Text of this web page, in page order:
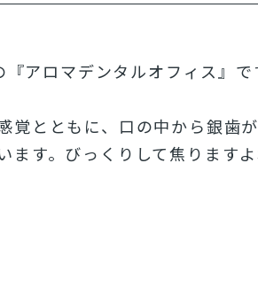
アロマデンタルオフィス』で
覚とともに、口の中から銀歯
ます。びっくりして焦ります